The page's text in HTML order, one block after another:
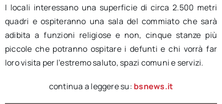
I locali interessano una superficie di circa 2.500 metri
quadri e ospiteranno una sala del commiato che sarà
adibita a funzioni religiose e non, cinque stanze più
piccole che potranno ospitare i defunti e chi vorrà far
loro visita per l’estremo saluto, spazi comuni e servizi.
continua a leggere su: bsnews.it